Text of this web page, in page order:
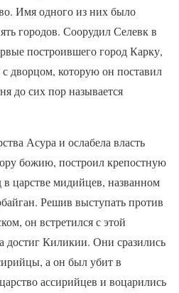
Имя одного из них было
городов. Соорудил Селевк в
построившего город Карку,
дворцом, которую он поставил
до сих пор называется
Асура и ослабела власть
божию, построил крепостную
царстве мидийцев, названном
Решив выступать против
он встретился с этой
достиг Киликии. Они сразились
а он был убит в
ассирийцев и воцарились